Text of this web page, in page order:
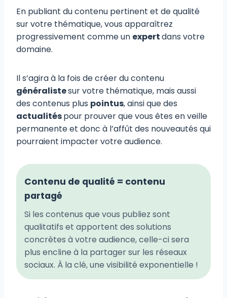
En publiant du contenu pertinent et de qualité
sur votre thématique, vous apparaîtrez
progressivement comme un expertdans votre
domaine.
Il s’agira à la fois de créer du contenu
généralistesur votre thématique, mais aussi
des contenus plus pointus, ainsi que des
actualitéspour prouver que vous êtes en veille
permanente et donc à l’affût des nouveautés qui
pourraient impacter votre audience.
Contenu de qualité = contenu
partagé
Si les contenus que vous publiez sont
qualitatifs et apportent des solutions
concrètes à votre audience, celle-ci sera
plus encline à la partager sur les réseaux
sociaux. À la clé, une visibilité exponentielle !